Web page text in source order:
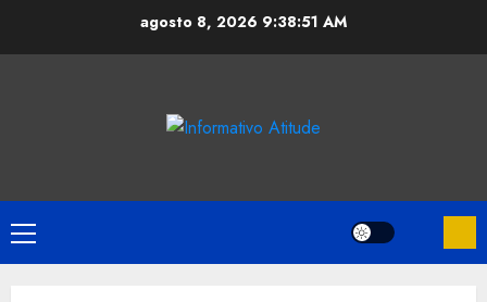
agosto 8, 2026 9:38:52 AM
Primary
Menu